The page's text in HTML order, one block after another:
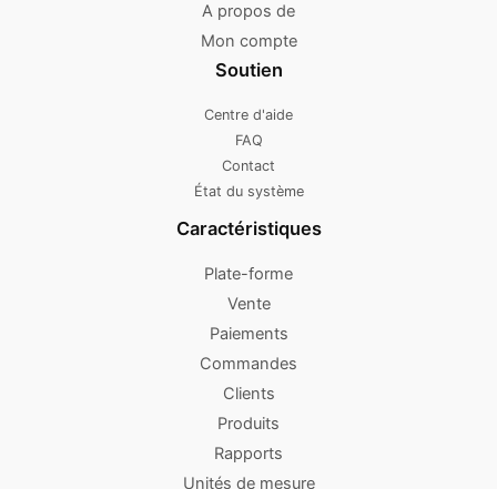
A propos de
Mon compte
Soutien
Centre d'aide
FAQ
Contact
État du système
Caractéristiques
Plate-forme
Vente
Paiements
Commandes
Clients
Produits
Rapports
Unités de mesure